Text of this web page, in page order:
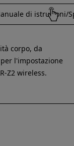
di istruzioni/
corpo, da
l'impostazione
Z2 wireless.